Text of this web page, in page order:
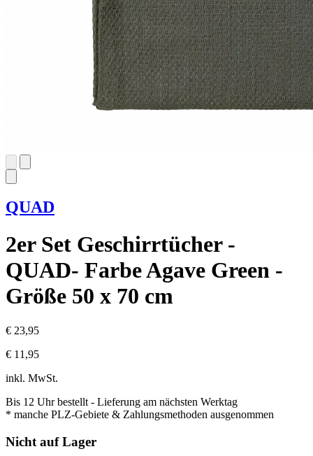
QUAD
2er Set Geschirrtücher -
QUAD- Farbe Agave Green -
Größe 50 x 70 cm
€ 23,95
€ 11,95
inkl. MwSt.
Bis 12 Uhr bestellt - Lieferung am nächsten Werktag
* manche PLZ-Gebiete & Zahlungsmethoden ausgenommen
Nicht auf Lager